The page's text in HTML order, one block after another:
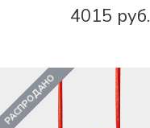
4015 руб.
РАСПРОДАНО